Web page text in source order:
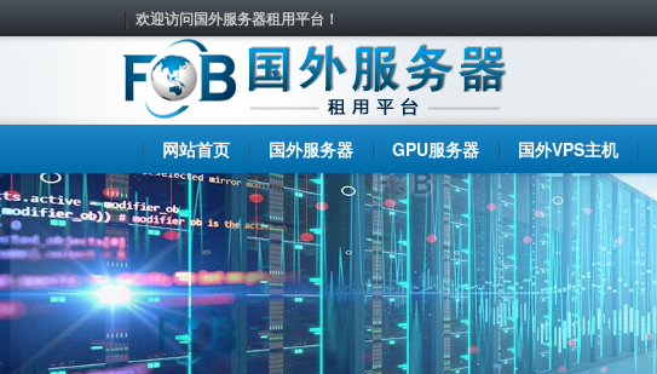
欢迎访问国外服务器租用平台！
网站首页 国外服务器 GPU服务器 国外VPS主机